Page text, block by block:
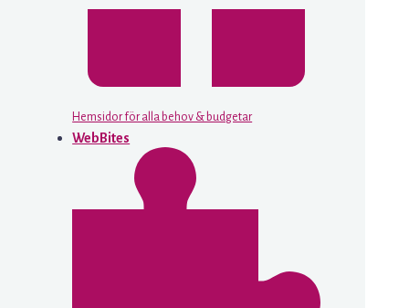
Hemsidor för alla behov & budgetar
WebBites